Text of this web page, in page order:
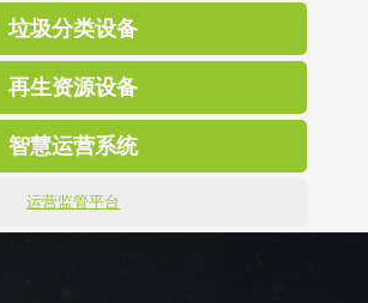
垃圾分类设备
再生资源设备
智慧运营系统
运营监管平台